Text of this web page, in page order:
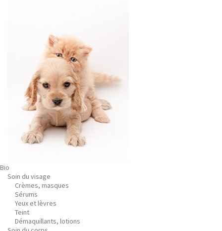
Bio
Soin du visage
Crèmes, masques
Sérums
Yeux et lèvres
Teint
Démaquillants, lotions